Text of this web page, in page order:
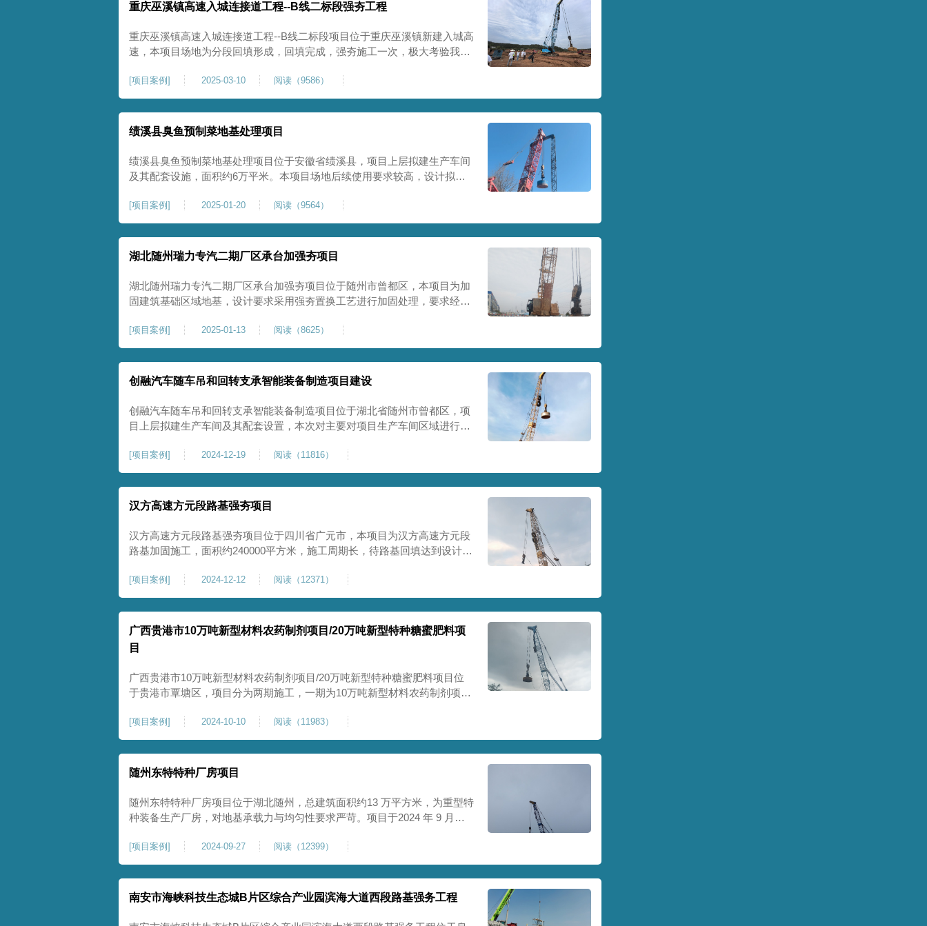
重庆巫溪镇高速入城连接道工程--B线二标段强夯工程
重庆巫溪镇高速入城连接道工程--B线二标段项目位于重庆巫溪镇新建入城高
速，本项目场地为分段回填形成，回填完成，强夯施工一次，极大考验我司
一次，确认工程量，严格把控每标段施工区域的施工质量，确保工程整体质
量。在施工过程中我司严格按照设计规范
[项目案例 ] 2025-03-10 阅读（9586）
绩溪县臭鱼预制菜地基处理项目
绩溪县臭鱼预制菜地基处理项目位于安徽省绩溪县，项目上层拟建生产车间
及其配套设施，面积约6万平米。本项目场地后续使用要求较高，设计拟采
配备28m龙门架一幅辅助高能级强夯施工，配备85T，直径为2m，高度为
2.2m的柱锤一个，柱锤接地面积更小，强夯穿透
[项目案例 ] 2025-01-20 阅读（9564）
湖北随州瑞力专汽二期厂区承台加强夯项目
湖北随州瑞力专汽二期厂区承台加强夯项目位于随州市曾都区，本项目为加
固建筑基础区域地基，设计要求采用强夯置换工艺进行加固处理，要求经处
物，且本项目采用夯击能较大，夯击次数较多，为确保场地临近建筑物安全
性，我司在临近建筑物的场地界限开挖减震沟
[项目案例 ] 2025-01-13 阅读（8625）
创融汽车随车吊和回转支承智能装备制造项目建设
创融汽车随车吊和回转支承智能装备制造项目位于湖北省随州市曾都区，项
目上层拟建生产车间及其配套设置，本次对主要对项目生产车间区域进行强
康尚强夯公司于2024年12月15日组织设备人员进场，设备型号为
ZRYG3500C，施工作业人员按照设计严格施工。
[项目案例 ] 2024-12-19 阅读（11816）
汉方高速方元段路基强夯项目
汉方高速方元段路基强夯项目位于四川省广元市，本项目为汉方高速方元段
路基加固施工，面积约240000平方米，施工周期长，待路基回填达到设计标
月20日安排设备人员进场，按照图纸设计施工。
[项目案例 ] 2024-12-12 阅读（12371）
广西贵港市10万吨新型材料农药制剂项目/20万吨新型特种糖蜜肥料项
目
广西贵港市10万吨新型材料农药制剂项目/20万吨新型特种糖蜜肥料项目位
于贵港市覃塘区，项目分为两期施工，一期为10万吨新型材料农药制剂项目
夯和普通强夯施工两种施工模式。为确保后期地基使用要求，单独对基础承
台位置地基进行置换加强夯，其他区域采用
[项目案例 ] 2024-10-10 阅读（11983）
随州东特特种厂房项目
随州东特特种厂房项目位于湖北随州，总建筑面积约13 万平方米，为重型特
种装备生产厂房，对地基承载力与均匀性要求严苛。项目于2024 年 9 月正
面提升场地密实度与承载性能，满足重载车间、设备基础与行车轨道的长期
稳定运行要求。项目严格遵循强夯地基处
[项目案例 ] 2024-09-27 阅读（12399）
南安市海峡科技生态城B片区综合产业园滨海大道西段路基强务工程